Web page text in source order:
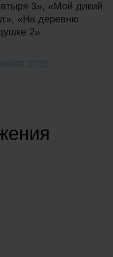
3», «Мой дикий
«На деревню
2»